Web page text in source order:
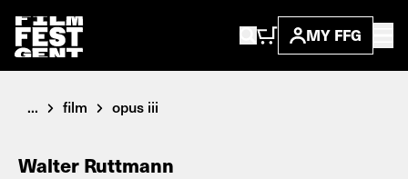
MY FFG
... film opus iii
Walter Ruttmann